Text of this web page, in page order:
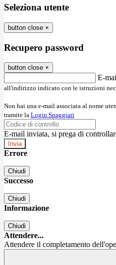
Seleziona utente
button close ×
Recupero password
button close ×
E-
all'indirizzo indicato con le istruzioni
Non hai una e-mail associata al nome
tramite la Login Spaggiari
E-mail inviata, si prega di
Errore
Chiudi
Successo
Chiudi
Informazione
Chiudi
Attendere...
Attendere il completamento